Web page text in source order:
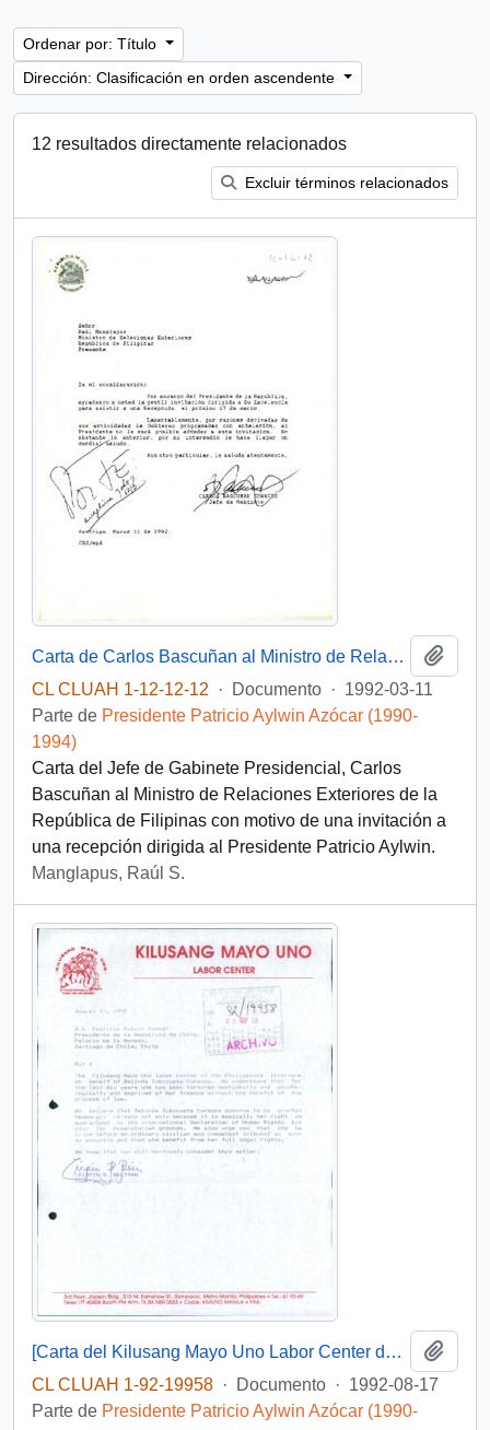
Ordenar por: Título
Dirección: Clasificación en orden ascendente
12 resultados directamente relacionados
Excluir términos relacionados
Carta de Carlos Bascuñan al Ministro de Relaciones Exteriores de la República de Filipinas
CL CLUAH 1-12-12-12
· Documento · 1992-03-11
Parte de Presidente Patricio Aylwin Azócar (1990-
1994)
Carta del Jefe de Gabinete Presidencial, Carlos
Bascuñan al Ministro de Relaciones Exteriores de la
República de Filipinas con motivo de una invitación a
una recepción dirigida al Presidente Patricio Aylwin.
Manglapus, Raúl S.
[Carta del Kilusang Mayo Uno Labor Center de Filipinas dirigida al Presidente Patricio Aylwin]
CL CLUAH 1-92-19958 · Documento · 1992-08-17
Parte de Presidente Patricio Aylwin Azócar (1990-